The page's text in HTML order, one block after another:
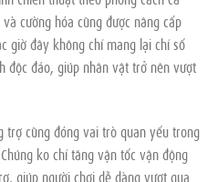
cường hóa cũng được nâng cấp
giờ đây không chỉ mang lại chỉ số
độc đáo, giúp nhân vật trở nên vượt
trợ cũng đóng vai trò quan yếu trong
ko chỉ tăng vận tốc vận động
giúp người chơi dễ dàng vượt qua